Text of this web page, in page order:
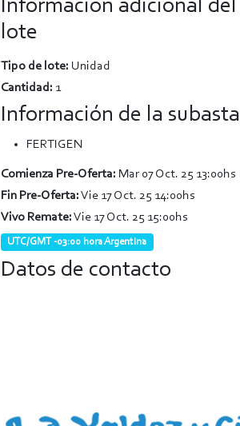
Información adicional del
lote
Tipo de lote: Unidad
Cantidad: 1
Información de la subasta
FERTIGEN
Comienza Pre-Oferta: Mar 07 Oct. 25 13:00hs
Fin Pre-Oferta:Vie 17 Oct. 25 14:00hs
Vivo Remate:Vie 17 Oct. 25 15:00hs
UTC/GMT -03:00 hora Argentina
Datos de contacto